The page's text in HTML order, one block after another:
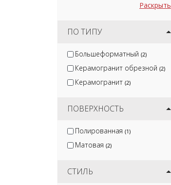
Раскрыть
ПО ТИПУ
Большеформатный (2)
Керамогранит обрезной (2)
Керамогранит (2)
ПОВЕРХНОСТЬ
Полированная (1)
Матовая (2)
СТИЛЬ